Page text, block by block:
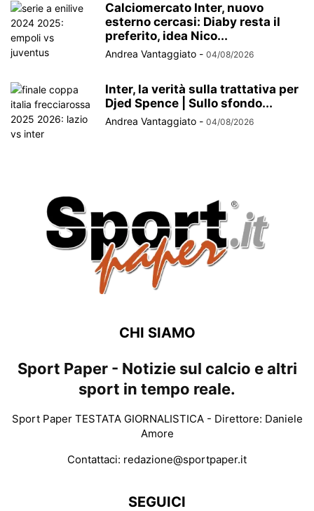
Calciomercato Inter, nuovo
esterno cercasi: Diaby resta il
preferito, idea Nico...
Andrea Vantaggiato - 04/08/2026
Inter, la verità sulla trattativa per
Djed Spence | Sullo sfondo...
Andrea Vantaggiato - 04/08/2026
CHI SIAMO
Sport Paper - Notizie sul calcio e altri
sport in tempo reale.
Sport Paper TESTATA GIORNALISTICA - Direttore: Daniele
Amore
Contattaci: redazione@sportpaper.it
SEGUICI